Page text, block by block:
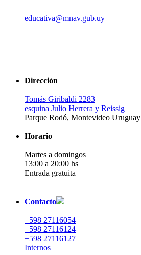
educativa@mnav.gub.uy
Dirección
Tomás Giribaldi 2283
esquina Julio Herrera y Reissig
Parque Rodó, Montevideo Uruguay
Horario
Martes a domingos
13:00 a 20:00 hs
Entrada gratuita
Contacto
+598 27116054
+598 27116124
+598 27116127
Internos